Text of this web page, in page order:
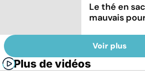
Le thé en
mauvais
Voir plus
Plus de vidéos